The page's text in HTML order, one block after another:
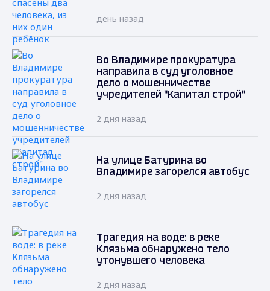
день назад
Во Владимире прокуратура
направила в суд уголовное
дело о мошенничестве
учредителей "Капитал строй"
2 дня назад
На улице Батурина во
Владимире загорелся автобус
2 дня назад
Трагедия на воде: в реке
Клязьма обнаружено тело
утонувшего человека
2 дня назад